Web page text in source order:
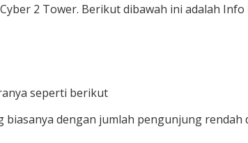
2 Tower. Berikut dibawah ini adalah
seperti berikut
dengan jumlah pengunjung rendah